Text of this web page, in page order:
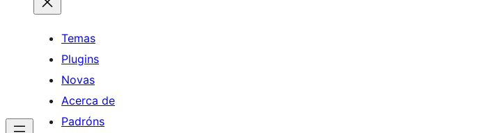
Temas
Plugins
Novas
Acerca de
Padróns